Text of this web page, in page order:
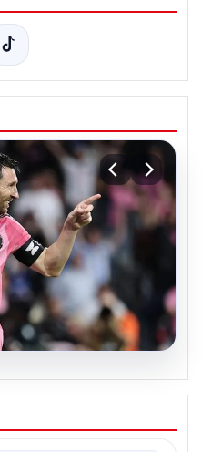
sürüyor: Messi
başlattı